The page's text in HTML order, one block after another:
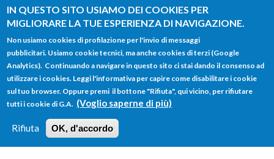
IN QUESTO SITO USIAMO DEI COOKIES PER
MIGLIORARE LA TUE ESPERIENZA DI NAVIGAZIONE.
Non usiamo cookies di profilazione per l'invio di messaggi
pubblicitari. Usiamo cookie tecnici, ma anche cookies di terzi (Google
Analytics). Continuando a navigare in questo sito ci stai dando il consenso ad
utilizzare i cookies. Leggi l'informativa per capire come disabilitare i cookie
sul tuo browser. Oppure premi il bottone "Rifiuta", qui vicino, per rifiutare
tutti i cookie di G.A. (Voglio saperne di più)
Rifiuta OK, d'accordo
Salta al contenuto principale
FORM
DI
RICERCA
Main menu
HOME TUTTI I PROFILI
LOGIN